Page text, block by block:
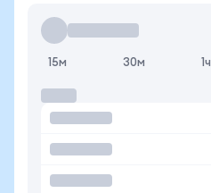
15м 30м 1ч